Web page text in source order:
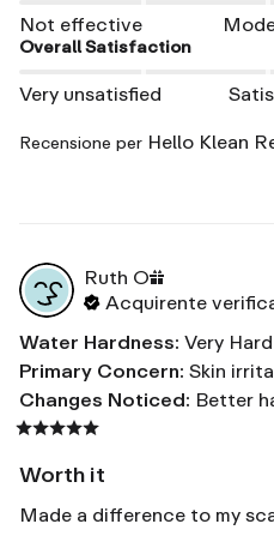
Not effective
Overall Satisfaction
Very unsatisfied
Recensione per Hello Klean
Ruth O
Acquirente
Water Hardness: Very Hard
Primary Concern: Skin
Changes Noticed: Better
Worth it
Made a difference to my